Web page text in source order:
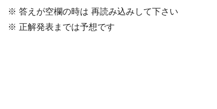
※ 答えが空欄の時は 再読み込みして下さい
※ 正解発表までは予想です